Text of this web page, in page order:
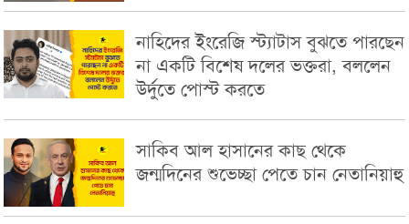
নাহিদের ইংরেজি স্ট্যাটাস বুঝতে পারছেন
না একটি বিশেষ দলের ভক্তরা, বললেন
উর্দুতে পোস্ট করতে
সাকিব আল হাসানের কাছ থেকে
জন্মদিনের শুভেচ্ছা পেতে চান নেতানিয়াহু